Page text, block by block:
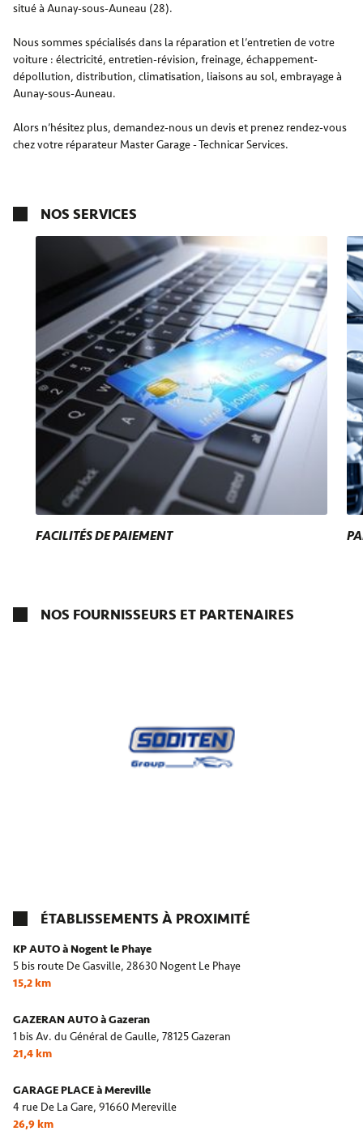
situé à Aunay-sous-Auneau (28).
Nous sommes spécialisés dans la réparation et l’entretien de votre
voiture : électricité, entretien-révision, freinage, échappement-
dépollution, distribution, climatisation, liaisons au sol, embrayage à
Aunay-sous-Auneau.
Alors n’hésitez plus, demandez-nous un devis et prenez rendez-vous
chez votre réparateur Master Garage - Technicar Services.
NOS SERVICES
FACILITÉS DE PAIEMENT
NOS FOURNISSEURS ET PARTENAIRES
ÉTABLISSEMENTS À PROXIMITÉ
KP AUTO à Nogent le Phaye
5 bis route De Gasville, 28630 Nogent Le Phaye
15,2 km
GAZERAN AUTO à Gazeran
1 bis Av. du Général de Gaulle, 78125 Gazeran
21,4 km
GARAGE PLACE à Mereville
4 rue De La Gare, 91660 Mereville
26,9 km